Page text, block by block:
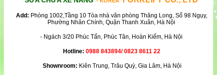
Add: Phòng 1002,Tầng 10 Tòa nhà văn phòng Thăng Long, Số 98 Ngụy,
Phường Nhân Chính, Quận Thanh Xuân, Hà Nội
- Ngách 3/20 Phúc Tấn, Phúc Tân, Hoàn Kiếm, Hà Nội
Hotline: 0988 843894/ 0823 8611 22
Shownroom: Kiên Trung, Trâu Quỳ, Gia Lâm, Hà Nội